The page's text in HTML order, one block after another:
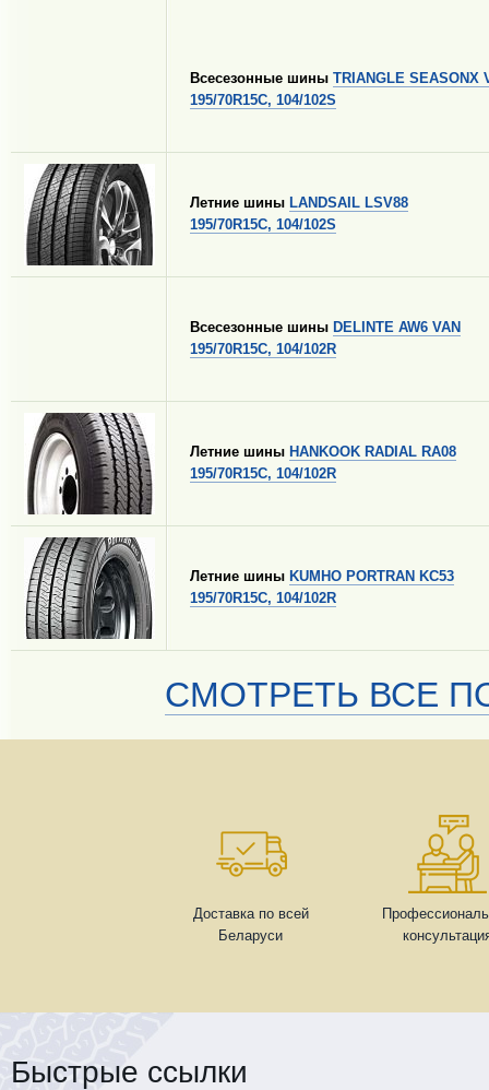
Всесезонные шины TRIANGLE SEASONX
195/70R15C, 104/102S
Летние шины LANDSAIL LSV88
195/70R15C, 104/102S
Всесезонные шины DELINTE AW6 VAN
195/70R15C, 104/102R
Летние шины HANKOOK RADIAL RA08
195/70R15C, 104/102R
Летние шины KUMHO PORTRAN KC53
195/70R15C, 104/102R
СМОТРЕТЬ ВСЕ
Доставка по всей
Беларуси
Быстрые ссылки